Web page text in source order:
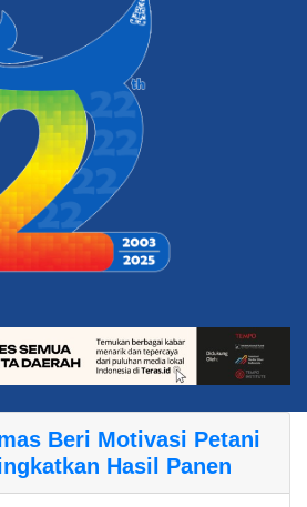
Beri Motivasi Petani
Hasil Panen